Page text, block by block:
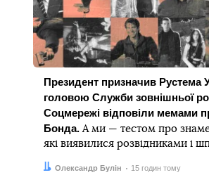
Президент призначив Рустема
головою Служби зовнішньої
Соцмережі відповіли мемами
Бонда.А ми — тестом про
які виявилися розвідниками і
Автор:
Олександр Булін
Дата: 15 годин тому